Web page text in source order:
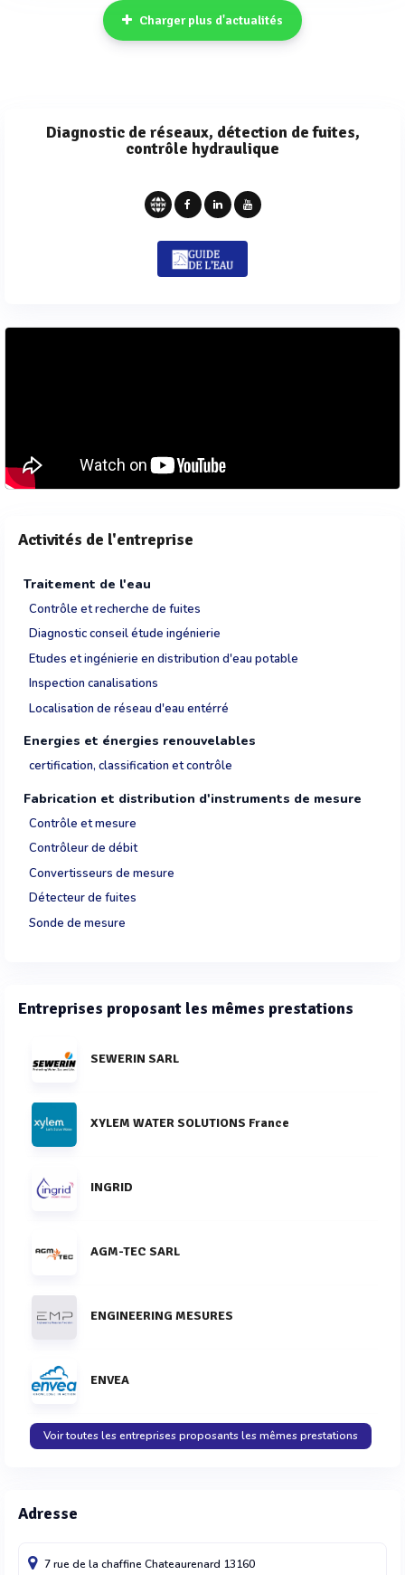
Charger plus d'actualités
Diagnostic de réseaux, détection de fuites,
contrôle hydraulique
Activités de l'entreprise
Traitement de l'eau
Contrôle et recherche de fuites
Diagnostic conseil étude ingénierie
Etudes et ingénierie en distribution d'eau potable
Inspection canalisations
Localisation de réseau d'eau entérré
Energies et énergies renouvelables
certification, classification et contrôle
Fabrication et distribution d'instruments de mesure
Contrôle et mesure
Contrôleur de débit
Convertisseurs de mesure
Détecteur de fuites
Sonde de mesure
Entreprises proposant les mêmes prestations
SEWERIN SARL
XYLEM WATER SOLUTIONS France
INGRID
AGM-TEC SARL
ENGINEERING MESURES
ENVEA
Voir toutes les entreprises proposants les mêmes prestations
Adresse
7 rue de la chaffine Chateaurenard 13160